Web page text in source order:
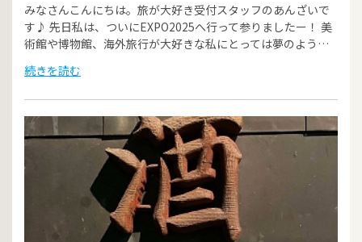
みなさんこんにちは。旅が大好き受付スタッフのあんざいで
す♪ 先日私は、ついにEXPO2025へ行って参りましたー！ 美
術館や博物館、海外旅行が大好きな私にとっては夢のよう…
続きを読む